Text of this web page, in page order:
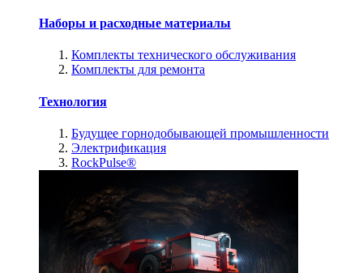
Наборы и расходные материалы
Комплекты технического обслуживания
Комплекты для ремонта
Технология
Будущее горнодобывающей промышленности
Электрификация
RockPulse®